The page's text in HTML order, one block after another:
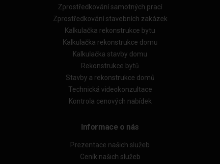
Zprostředkování samotných prací
Zprostředkování stavebních zakázek
Kalkulačka rekonstrukce bytu
Kalkulačka rekonstrukce domu
Kalkulačka stavby domu
Rekonstrukce bytů
Stavby a rekonstrukce domů
Technická videokonzultace
Kontrola cenových nabídek
Informace o nás
Prezentace našich služeb
Ceník našich služeb